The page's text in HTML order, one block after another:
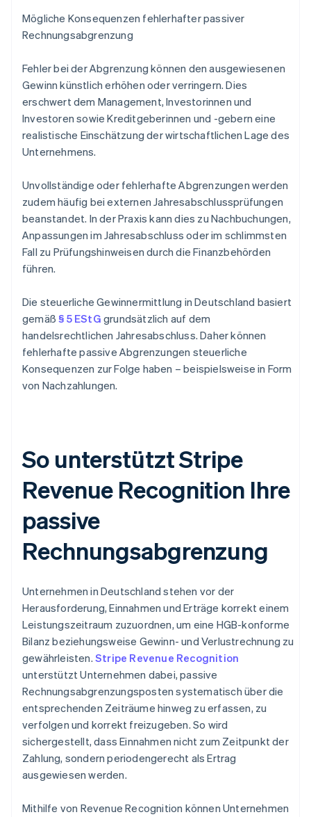
Mögliche Konsequenzen fehlerhafter passiver
Rechnungsabgrenzung
Fehler bei der Abgrenzung können den ausgewiesenen
Gewinn künstlich erhöhen oder verringern. Dies
erschwert dem Management, Investorinnen und
Investoren sowie Kreditgeberinnen und -gebern eine
realistische Einschätzung der wirtschaftlichen Lage des
Unternehmens.
Unvollständige oder fehlerhafte Abgrenzungen werden
zudem häufig bei externen Jahresabschlussprüfungen
beanstandet. In der Praxis kann dies zu Nachbuchungen,
Anpassungen im Jahresabschluss oder im schlimmsten
Fall zu Prüfungshinweisen durch die Finanzbehörden
führen.
Die steuerliche Gewinnermittlung in Deutschland basiert
gemäß§ 5 EStG grundsätzlich auf dem
handelsrechtlichen Jahresabschluss. Daher können
fehlerhafte passive Abgrenzungen steuerliche
Konsequenzen zur Folge haben – beispielsweise in Form
von Nachzahlungen.
So unterstützt Stripe
Revenue Recognition Ihre
passive
Rechnungsabgrenzung
Unternehmen in Deutschland stehen vor der
Herausforderung, Einnahmen und Erträge korrekt einem
Leistungszeitraum zuzuordnen, um eine HGB-konforme
Bilanz beziehungsweise Gewinn- und Verlustrechnung zu
gewährleisten. Stripe Revenue Recognition
unterstützt Unternehmen dabei, passive
Rechnungsabgrenzungsposten systematisch über die
entsprechenden Zeiträume hinweg zu erfassen, zu
verfolgen und korrekt freizugeben. So wird
sichergestellt, dass Einnahmen nicht zum Zeitpunkt der
Zahlung, sondern periodengerecht als Ertrag
ausgewiesen werden.
Mithilfe von Revenue Recognition können Unternehmen